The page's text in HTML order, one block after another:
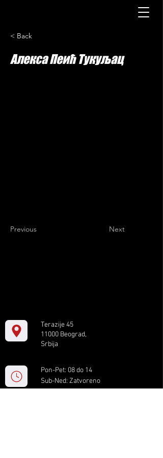
< Back
Алекса Пеић Тукуљац
Previous Next
Terazije 45
11000 Beograd,
Srbija
Pon-Pet: 08 do 14
Sub-Ned: Zatvoreno